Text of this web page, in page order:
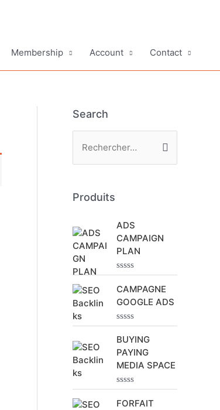
Membership Account Contact
Search
h
r
c
h
e
r
Produits
ADS
CAMPAIGN
PLAN
N
o
t
e
0
s
r
5
CAMPAGNE
GOOGLE ADS
N
o
e
0
u
r
5
BUYING
PAYING
MEDIA SPACE
N
o
FORFAIT